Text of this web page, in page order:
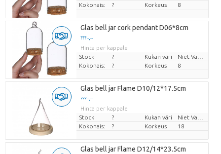
Kokonais:
? Korkeus 8
Glas bell jar cork pendant D06*8cm
??? -,--
Hinta per kappale
Stock
? Kukan väri
Kokonais:
? Korkeus 8
Glas bell jar Flame D10/12*17.5cm
??? -,--
Hinta per kappale
Stock
? Kukan väri
Kokonais:
? Korkeus 18
Glas bell jar Flame D12/14*23.5cm